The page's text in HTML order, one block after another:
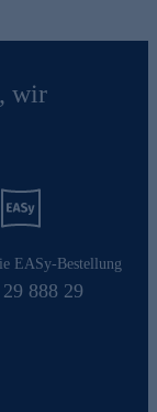
wir
EASy-Bestellung
888 29